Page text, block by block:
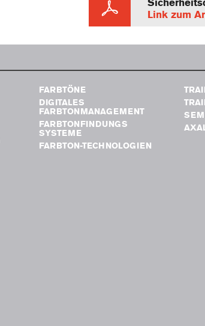
Link zum
FARBTÖNE
DIGITALES
FARBTONMANAGEMENT
FARBTONFINDUNGS
SYSTEME
FARBTON-TECHNOLOGIEN